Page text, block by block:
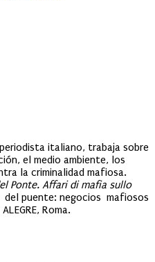
italiano, trabaja sobre
el medio ambiente, los
la criminalidad mafiosa.
Ponte. Affari di mafia sullo
del puente: negocios mafiosos
Roma.